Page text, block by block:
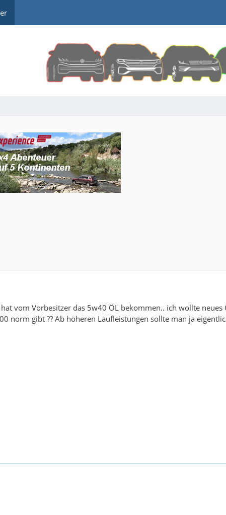
vom Vorbesitzer das 5w40 ÖL bekommen.. ich wollte neues
norm gibt ?? Ab höheren Laufleistungen sollte man ja